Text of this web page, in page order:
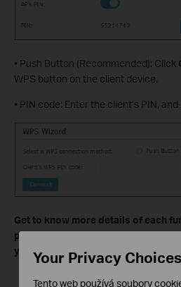
• Push Button (Recommended): Click
WPS button on the client device.
• PIN code: Enter the client’s PIN,
Get to know more details of each
please go toDownload Centerto
your product.
Your Privacy Choices
Tento web používá soubory